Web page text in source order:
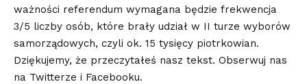
ważności referendum wymagana będzie frekwencja
3/5 liczby osób, które brały udział w II turze wyborów
samorządowych, czyli ok. 15 tysięcy piotrkowian.
Dziękujemy, że przeczytałeś nasz tekst. Obserwuj nas
na Twitterze i Facebooku.